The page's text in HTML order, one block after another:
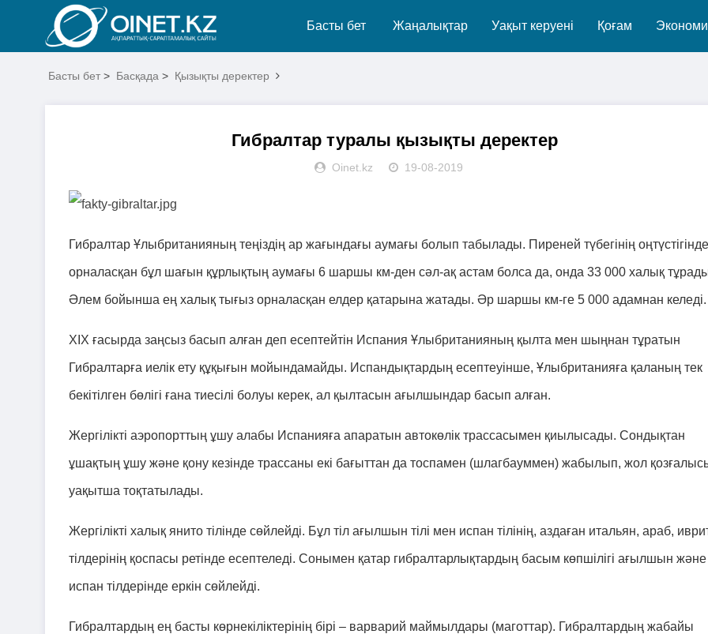
Басты бет Жаңалықтар Уақыт керуені Қоғам
Басты бет > Басқада > Қызықты деректер
Гибралтар туралы қызықты деректер
Oinet.kz 19-08-2019
Гибралтар Ұлыбританияның теңіздің ар жағындағы аумағы болып табылады. Пиреней түбегінің оңтүстігінде
орналасқан бұл шағын құрлықтың аумағы 6 шаршы км-ден сәл-ақ астам болса да, онда 33 000 халық
Әлем бойынша ең халық тығыз орналасқан елдер қатарына жатады. Әр шаршы км-ге 5 000 адамнан келеді.
XIX ғасырда заңсыз басып алған деп есептейтін Испания Ұлыбританияның қылта мен шыңнан тұратын
Гибралтарға иелік ету құқығын мойындамайды. Испандықтардың есептеуінше, Ұлыбританияға қаланың тек
бекітілген бөлігі ғана тиесілі болуы керек, ал қылтасын ағылшындар басып алған.
Жергілікті аэропорттың ұшу алабы Испанияға апаратын автокөлік трассасымен қиылысады. Сондықтан
ұшақтың ұшу және қону кезінде трассаны екі бағыттан да тоспамен (шлагбауммен) жабылып, жол
уақытша тоқтатылады.
Жергілікті халық янито тілінде сөйлейді. Бұл тіл ағылшын тілі мен испан тілінің, аздаған итальян, араб,
тілдерінің қоспасы ретінде есептеледі. Сонымен қатар гибралтарлықтардың басым көпшілігі ағылшын және
испан тілдерінде еркін сөйлейді.
Гибралтардың ең басты көрнекіліктерінің бірі – варварий маймылдары (маготтар). Гибралтардың жабайы